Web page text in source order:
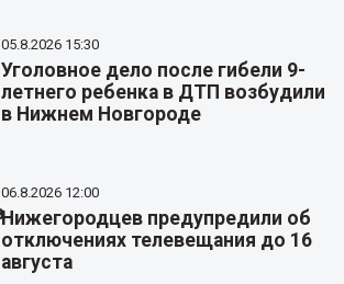
05.8.2026 15:30
Уголовное дело после гибели 9-
летнего ребенка в ДТП возбудили
в Нижнем Новгороде
06.8.2026 12:00
Нижегородцев предупредили об
отключениях телевещания до 16
августа